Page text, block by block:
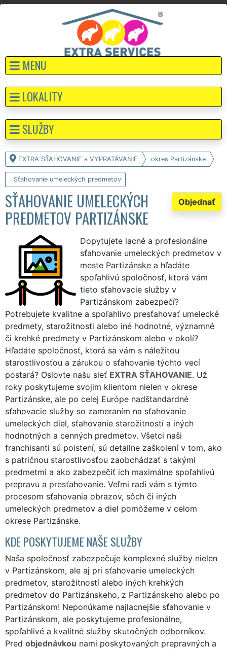
MENU
EXTRA SŤAHOVANIE a VYPRATÁVANIE okres Partizánske
Sťahovanie umeleckých predmetov
Objednať
SŤAHOVANIE UMELECKÝCH
PREDMETOV PARTIZÁNSKE
Dopytujete lacné a profesionálne
sťahovanie umeleckých predmetov v
meste Partizánske a hľadáte
spoľahlivú spoločnosť, ktorá vám
tieto sťahovacie služby v
Partizánskom zabezpečí?
Potrebujete kvalitne a spoľahlivo presťahovať umelecké
predmety, starožitnosti alebo iné hodnotné, významné
či krehké predmety v Partizánskom alebo v okolí?
Hľadáte spoločnosť, ktorá sa vám s náležitou
starostlivosťou a zárukou o sťahovanie týchto vecí
postará? Oslovte našu sieť EXTRA SŤAHOVANIE. Už
roky poskytujeme svojim klientom nielen v okrese
Partizánske, ale po celej Európe nadštandardné
sťahovacie služby so zameraním na sťahovanie
umeleckých diel, sťahovanie starožitností a iných
hodnotných a cenných predmetov. Všetci naši
franchisanti sú poistení, sú detailne zaškolení v tom, ako
s patričnou starostlivosťou zaobchádzať s takými
predmetmi a ako zabezpečiť ich maximálne spoľahlivú
prepravu a presťahovanie. Veľmi radi vám s týmto
procesom sťahovania obrazov, sôch či iných
umeleckých predmetov a diel pomôžeme v celom
okrese Partizánske.
KDE POSKYTUJEME NAŠE SLUŽBY
Naša spoločnosť zabezpečuje komplexné služby nielen
v Partizánskom, ale aj pri sťahovanie umeleckých
predmetov, starožitností alebo iných krehkých
predmetov do Partizánskeho, z Partizánskeho alebo po
Partizánskom! Neponúkame najlacnejšie sťahovanie v
Partizánskom, ale poskytujeme profesionálne,
spoľahlivé a kvalitné služby skutočných odborníkov.
Pred objednávkou nami poskytovaných prepravných a
LOKALITY
SLUŽBY